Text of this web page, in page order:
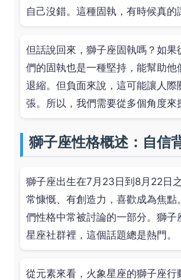
自己沒錯。這種固執，有時候真的
但話說回來，獅子座固執嗎？如果
們的固執也是一種堅持，能幫助他
退縮。但負面來說，這可能讓人際
張。所以，我們需要從多個角度來
獅子座性格概述：自信
獅子座出生在7月23日到8月22日
常慷慨、有創造力，喜歡成為焦點
們性格中常被討論的一部分。獅子
星座社群裡，這個話題總是熱門。
從元素來看，火象星座的獅子座行